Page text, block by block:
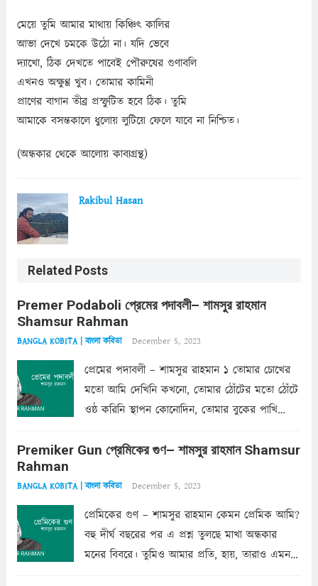
মেয়ে তুমি আমার মাথায় কিঞ্চিৎ কালির
আভা দেখে চমকে উঠো না। যদি ভেবে
দ্যাখো, ঠিক দেখতে পাবেই পৌরুষের গুণাবলি
এখনও অক্ষুণ্ণ খুব। তোমার কামিনী
প্রাণের বাগান তীব্র প্রস্ফুটিত হবে ঠিক। তুমি
আমাকে বসন্তকালে ধুলোয় লুটিয়ে ফেলে যাবে না নিশ্চিত।
(অন্ধকার থেকে আলোয় কাব্যগ্রন্থ)
Rakibul Hasan
Related Posts
Premer Podaboli প্রেমের পদাবলী– শামসুর রাহমান
Shamsur Rahman
BANGLA KOBITA | বাংলা কবিতা December 5, 2023
প্রেমের পদাবলী – শামসুর রাহমান ১ তোমার চোখের
মতো আমি দেখিনি কখনো, তোমার ঠোঁটের মতো ঠোঁটে
ওষ্ঠ করিনি স্থাপন কোনোদিন, তোমার বুকের পাখি
কোথাও কি এরকম ছায়া দেয় ক্লান্তির প্রহরে? মুছে
Premiker Gun প্রেমিকের গুণ– শামসুর রাহমান Shamsur
Rahman
BANGLA KOBITA | বাংলা কবিতা December 5, 2023
প্রেমিকের গুণ – শামসুর রাহমান কেমন প্রেমিক আমি?
বহু দীর্ঘ বছরের পর এ প্রশ্ন তুলছে মাখা অন্ধকার
মনের বিবরে। তুমিও আমার প্রতি, হায়, তারাও এমন